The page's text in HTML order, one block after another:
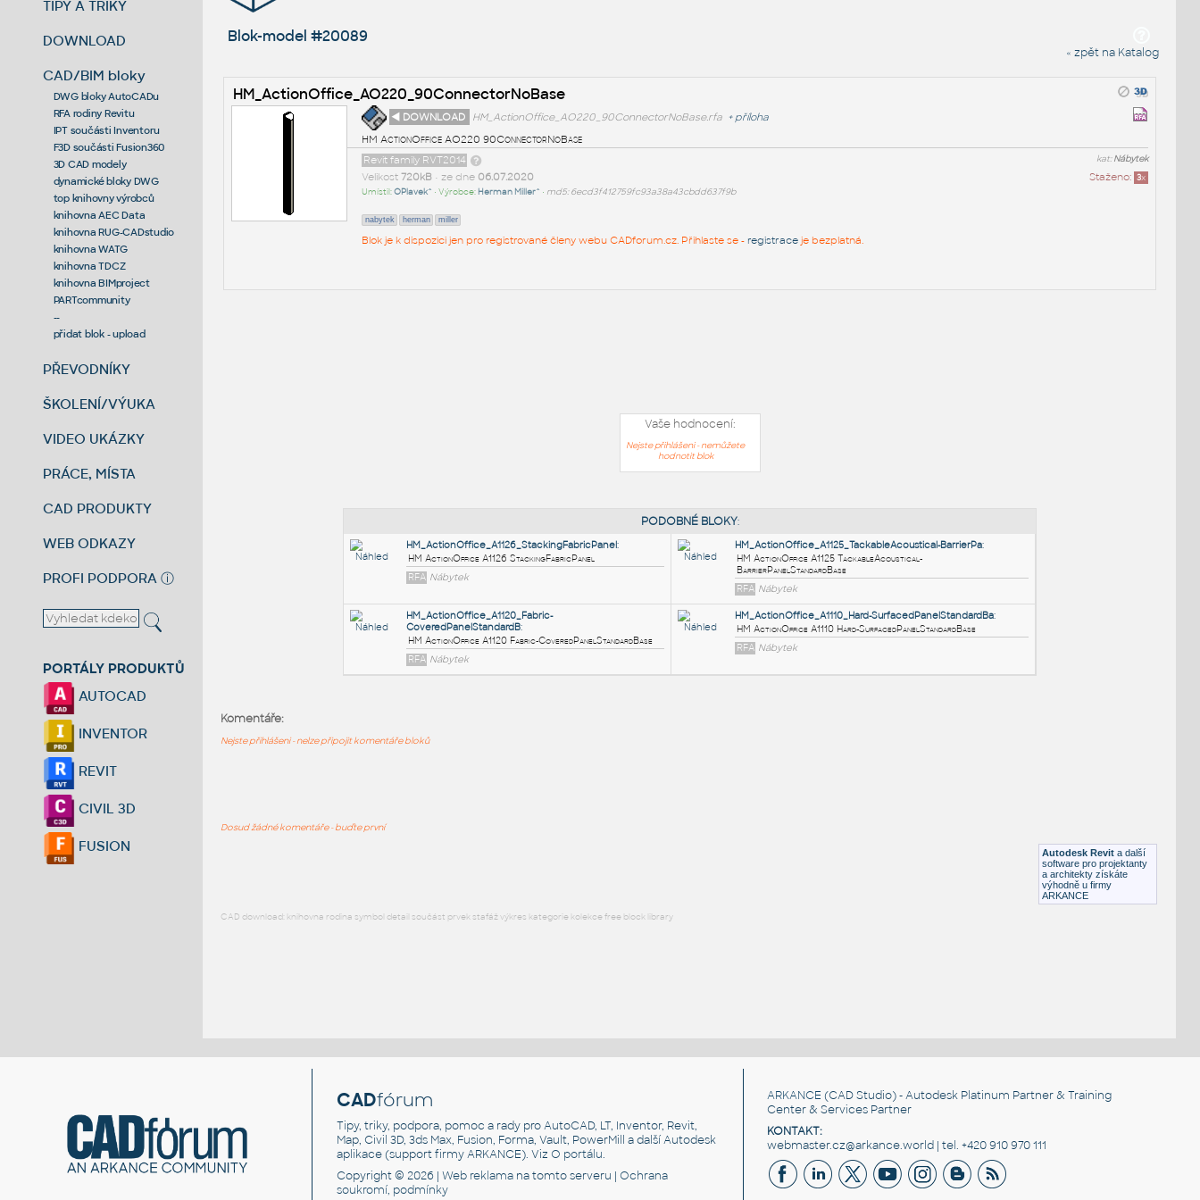
TIPY A TRIKY
DOWNLOAD
CAD/BIM bloky
DWG bloky AutoCADu
RFA rodiny Revitu
IPT součásti Inventoru
F3D součásti Fusion360
3D CAD modely
dynamické bloky DWG
top knihovny výrobců
knihovna AEC Data
knihovna RUG-CADstudio
knihovna WATG
knihovna TDCZ
knihovna BIMproject
PARTcommunity
--
přidat blok - upload
PŘEVODNÍKY
ŠKOLENÍ/VÝUKA
VIDEO UKÁZKY
PRÁCE, MÍSTA
CAD PRODUKTY
WEB ODKAZY
PROFI PODPORA ⓘ
PORTÁLY PRODUKTŮ
AUTOCAD
INVENTOR
REVIT
CIVIL 3D
FUSION
Blok-model #20089
« zpět na Katalog
HM_ActionOffice_AO220_90ConnectorNoBase
◄ DOWNLOAD HM_ActionOffice_AO220_90ConnectorNoBase.rfa + příloha
HM ActionOffice AO220 90ConnectorNoBase
kat:Nábytek
Revit family RVT2014
Staženo: 3x
Velikost 720kB• ze dne 06.07.2020
Umístil:OPlavek^ • Výrobce: Herman Miller^ • md5: 6ecd3f412759fc93a38a43cbdd637f9b
nabytek herman miller
Blok je k dispozici jen pro registrované členy webu CADforum.cz. Přihlaste se - registraceje bezplatná.
Vaše hodnocení:
Nejste přihlášeni - nemůžete
hodnotit blok
Autodesk Revit a další
software pro projektanty
a architekty získáte
výhodně u firmy
ARKANCE
Komentáře:
Nejste přihlášeni - nelze připojit komentáře bloků
Dosud žádné komentáře - buďte první
CAD download: knihovna rodina symbol detail součást prvek stafáž výkres kategorie kolekce free block library
CADfórum
Tipy, triky, podpora, pomoc a rady pro AutoCAD, LT, Inventor, Revit,
Map, Civil 3D, 3ds Max, Fusion, Forma, Vault, PowerMill a další Autodesk
aplikace (support firmy ARKANCE). VizO portálu.
Copyright © 2026 |Web reklama na tomto serveru |Ochrana
soukromí, podmínky
ARKANCE (CAD Studio) - Autodesk Platinum Partner & Training
Center & Services Partner
KONTAKT:
webmaster.cz@arkance.world | tel. +420 910 970 111